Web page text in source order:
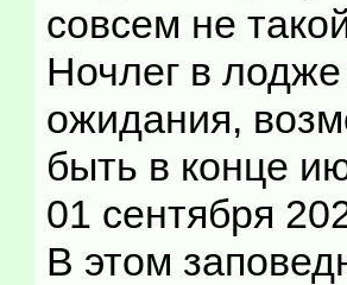
совсем не
Ночлег в
ожидания,
быть в конце
01 сентября
В этом